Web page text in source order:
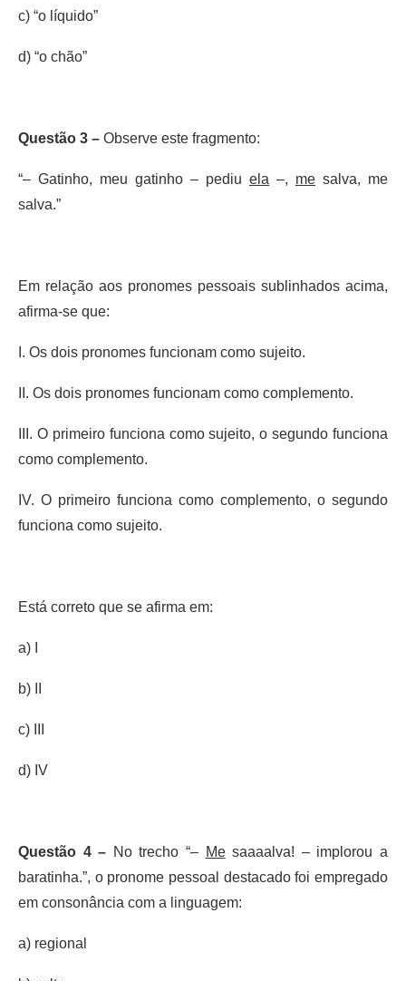
c) “o líquido”
d) “o chão”
Questão 3 – Observe este fragmento:
“– Gatinho, meu gatinho – pediu ela –, me salva, me
salva.”
Em relação aos pronomes pessoais sublinhados acima,
afirma-se que:
I. Os dois pronomes funcionam como sujeito.
II. Os dois pronomes funcionam como complemento.
III. O primeiro funciona como sujeito, o segundo funciona
como complemento.
IV. O primeiro funciona como complemento, o segundo
funciona como sujeito.
Está correto que se afirma em:
a) I
b) II
c) III
d) IV
Questão 4 – No trecho “– Mesaaaalva! – implorou a
baratinha.”, o pronome pessoal destacado foi empregado
em consonância com a linguagem:
a) regional